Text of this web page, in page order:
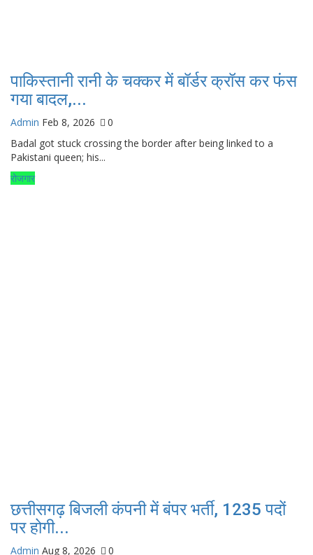
पाकिस्तानी रानी के चक्कर में बॉर्डर क्रॉस कर फंस
गया बादल,...
Admin Feb 8, 2026
0
Badal got stuck crossing the border after being linked to a
Pakistani queen; his...
रोजगार
छत्तीसगढ़ बिजली कंपनी में बंपर भर्ती, 1235 पदों
पर होगी...
Admin Aug 8, 2026 0